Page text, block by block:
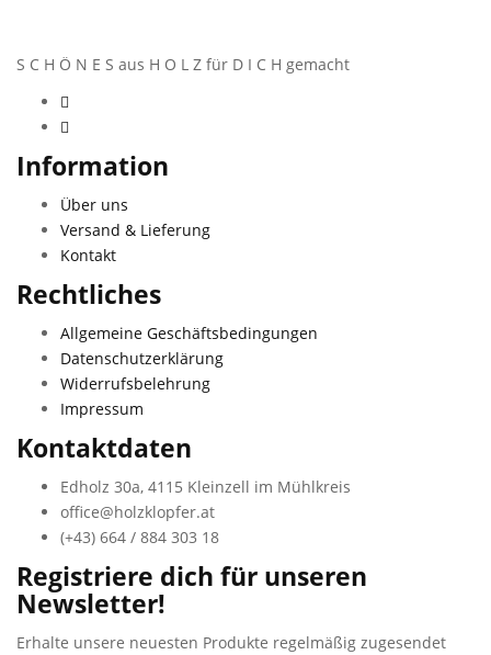
S C H Ö N E S aus H O L Z für D I C H gemacht
Information
Über uns
Versand & Lieferung
Kontakt
Rechtliches
Allgemeine Geschäftsbedingungen
Datenschutzerklärung
Widerrufsbelehrung
Impressum
Kontaktdaten
Edholz 30a, 4115 Kleinzell im Mühlkreis
office@holzklopfer.at
(+43) 664 / 884 303 18
Registriere dich für unseren
Newsletter!
Erhalte unsere neuesten Produkte regelmäßig zugesendet